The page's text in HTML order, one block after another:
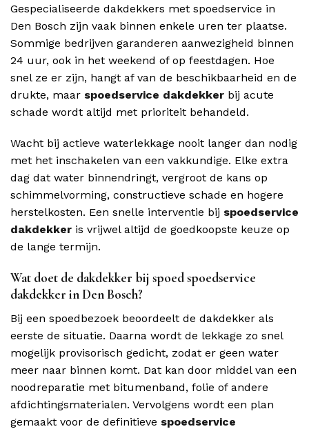
Gespecialiseerde dakdekkers met spoedservice in
Den Bosch zijn vaak binnen enkele uren ter plaatse.
Sommige bedrijven garanderen aanwezigheid binnen
24 uur, ook in het weekend of op feestdagen. Hoe
snel ze er zijn, hangt af van de beschikbaarheid en de
drukte, maar spoedservice dakdekker bij acute
schade wordt altijd met prioriteit behandeld.
Wacht bij actieve waterlekkage nooit langer dan nodig
met het inschakelen van een vakkundige. Elke extra
dag dat water binnendringt, vergroot de kans op
schimmelvorming, constructieve schade en hogere
herstelkosten. Een snelle interventie bij spoedservice
dakdekker is vrijwel altijd de goedkoopste keuze op
de lange termijn.
Wat doet de dakdekker bij spoed spoedservice
dakdekker in Den Bosch?
Bij een spoedbezoek beoordeelt de dakdekker als
eerste de situatie. Daarna wordt de lekkage zo snel
mogelijk provisorisch gedicht, zodat er geen water
meer naar binnen komt. Dat kan door middel van een
noodreparatie met bitumenband, folie of andere
afdichtingsmaterialen. Vervolgens wordt een plan
gemaakt voor de definitieve spoedservice